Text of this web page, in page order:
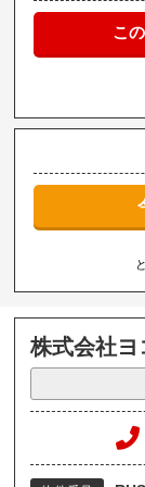
こ
株式会社ヨ